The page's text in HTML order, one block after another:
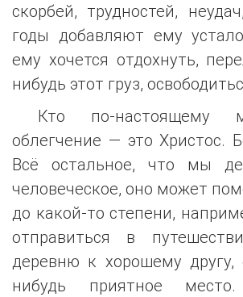
скорбей, трудностей,
годы добавляют ему
ему хочется отдохнуть,
нибудь этот груз,
Кто по-настоящему
облегчение — это Христос.
Всё остальное, что мы
человеческое, оно может
до какой-то степени,
отправиться в
деревню к хорошему
нибудь приятное